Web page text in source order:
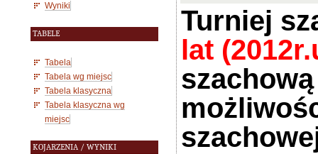
Wyniki
TABELE
Tabela
Tabela wg miejsc
Tabela klasyczna
Tabela klasyczna wg
miejsc
KOJARZENIA / WYNIKI
Turniej
lat (
szachową